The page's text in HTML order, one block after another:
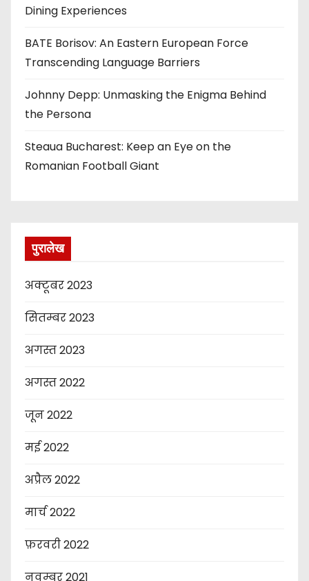
Dining Experiences
BATE Borisov: An Eastern European Force
Transcending Language Barriers
Johnny Depp: Unmasking the Enigma Behind
the Persona
Steaua Bucharest: Keep an Eye on the
Romanian Football Giant
पुरालेख
अक्टूबर 2023
सितम्बर 2023
अगस्त 2023
अगस्त 2022
जून 2022
मई 2022
अप्रैल 2022
मार्च 2022
फ़रवरी 2022
नवम्बर 2021